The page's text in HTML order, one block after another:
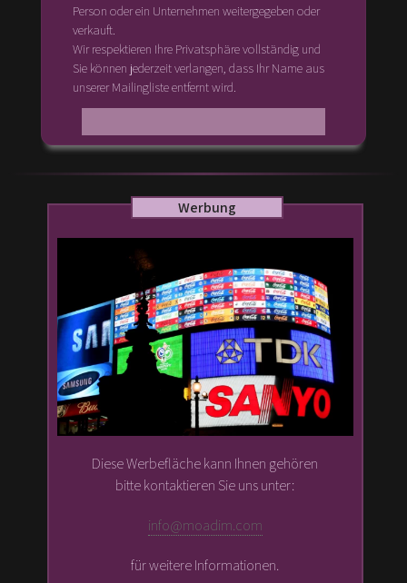
Person oder ein Unternehmen weitergegeben oder
verkauft.
Wir respektieren Ihre Privatsphäre vollständig und
Sie können jederzeit verlangen, dass Ihr Name aus
unserer Mailingliste entfernt wird.
Werbung
Diese Werbefläche kann Ihnen gehören
bitte kontaktieren Sie uns unter:
info@moadim.com
für weitere Informationen.